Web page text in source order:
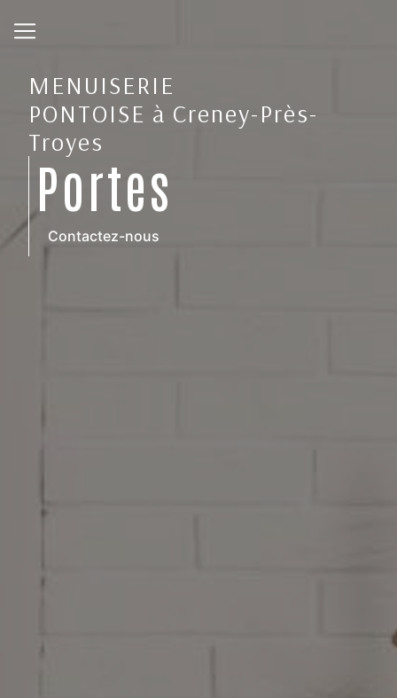
MENUISERIE
PONTOISE à Creney-Près-
Troyes
Portes
Contactez-nous